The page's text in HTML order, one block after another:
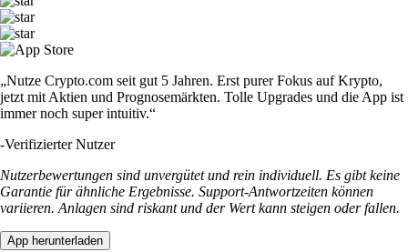
„Nutze Crypto.com seit gut 5 Jahren. Erst purer Fokus auf Krypto,
jetzt mit Aktien und Prognosemärkten. Tolle Upgrades und die App ist
immer noch super intuitiv.“
-Verifizierter Nutzer
Nutzerbewertungen sind unvergütet und rein individuell. Es gibt keine
Garantie für ähnliche Ergebnisse. Support-Antwortzeiten können
variieren. Anlagen sind riskant und der Wert kann steigen oder fallen.
App herunterladen